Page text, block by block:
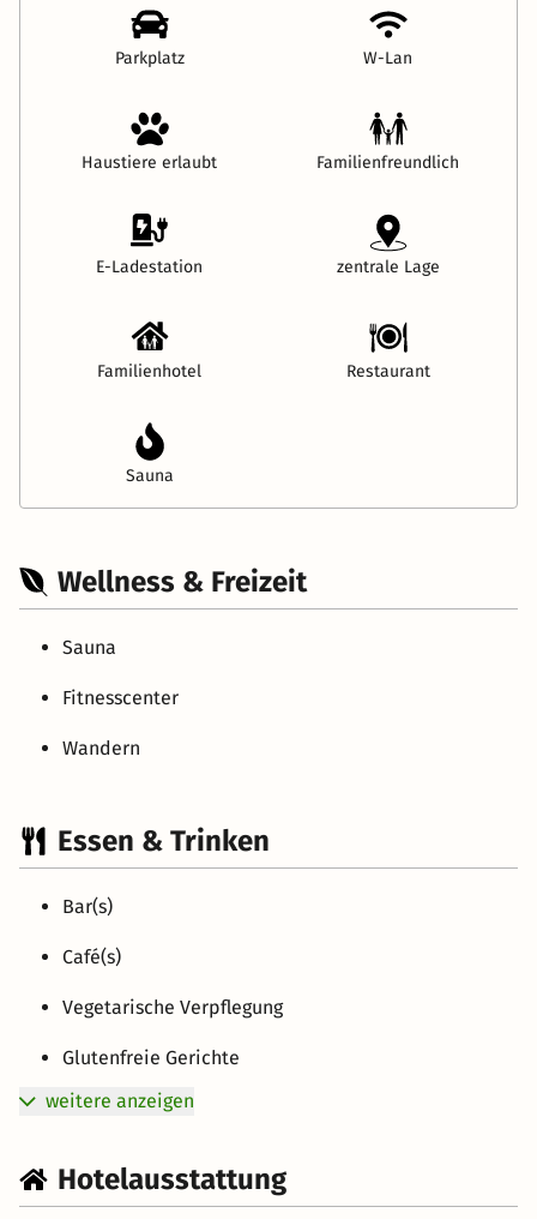
Parkplatz W-Lan
Haustiere erlaubt Familienfreundlich
E-Ladestation zentrale Lage
Familienhotel Restaurant
Sauna
Wellness & Freizeit
Sauna
Fitnesscenter
Wandern
Essen & Trinken
Bar(s)
Café(s)
Vegetarische Verpflegung
Glutenfreie Gerichte
weitere anzeigen
Hotelausstattung